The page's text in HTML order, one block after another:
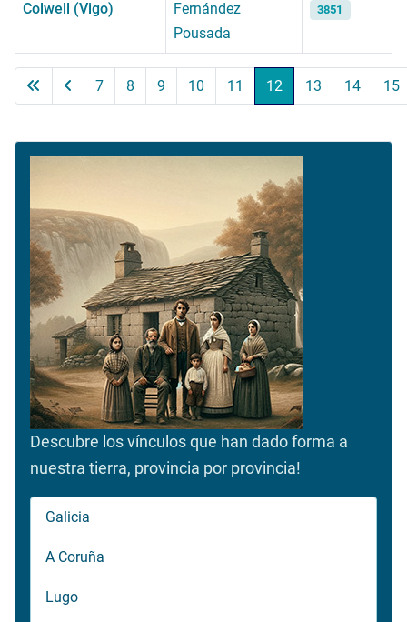
Artículos
Colwell (Vigo)
Fernández
Pousada
3851
Página 12 de 24
7 8 9 10 11 12 13 14 15
Descubre los vínculos que han dado forma a
nuestra tierra, provincia por provincia!
Galicia
A Coruña
Lugo